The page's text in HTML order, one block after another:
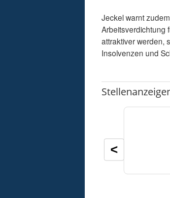
Jeckel warnt
Arbeitsverdichtung
attraktiver werden,
Insolvenzen und
<